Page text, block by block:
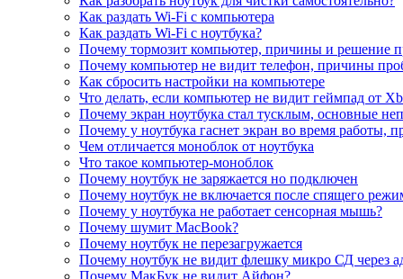
Как раздать Wi-Fi с компьютера
Как раздать Wi-Fi с ноутбука?
Почему тормозит компьютер, причины и решение
Почему компьютер не видит телефон, причины
Как сбросить настройки на компьютере
Что делать, если компьютер не видит геймпад от
Почему экран ноутбука стал тусклым, основные
Почему у ноутбука гаснет экран во время работы,
Чем отличается моноблок от ноутбука
Что такое компьютер-моноблок
Почему ноутбук не заряжается но подключен
Почему ноутбук не включается после спящего
Почему у ноутбука не работает сенсорная мышь?
Почему шумит MacBook?
Почему ноутбук не перезагружается
Почему ноутбук не видит флешку микро СД через
Почему МакБук не видит Айфон?